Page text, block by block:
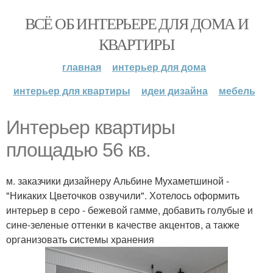
ВСЁ ОБ ИНТЕРЬЕРЕ ДЛЯ ДОМА И
КВАРТИРЫ
главная
интерьер для дома
интерьер для квартиры
идеи дизайна мебель
Интерьер квартиры
площадью 56 кв.
м. заказчики дизайнеру Альбине Мухаметшиной -
"Никаких Цветочков озвучили". Хотелось оформить
интерьер в серо - бежевой гамме, добавить голубые и
сине-зеленые оттенки в качестве акцентов, а также
организовать системы хранения